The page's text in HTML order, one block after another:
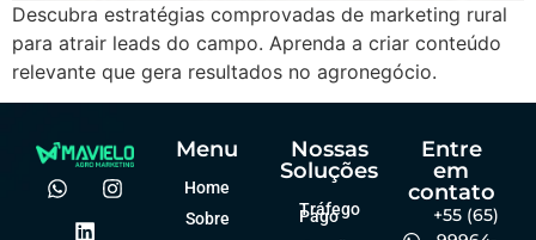
Descubra estratégias comprovadas de marketing rural
para atrair leads do campo. Aprenda a criar conteúdo
relevante que gera resultados no agronegócio.
Menu
Home
Sobre
Nossas
Soluções
Tráfego
Pago
Entre
em
contato
+55 (65)